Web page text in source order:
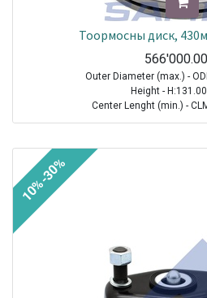
Тоормосны диск,
566'000.00
Outer Diameter (max.) -
Height -
Center Lenght (min.) -
Thread Size (Min.) -
TRAILER|SAF|B9-
10%-30%